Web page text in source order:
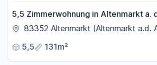
5,5 Zimmerwohnung in Altenmarkt a.
83352 Altenmarkt (Altenmarkt a.d.
5,5
131m²